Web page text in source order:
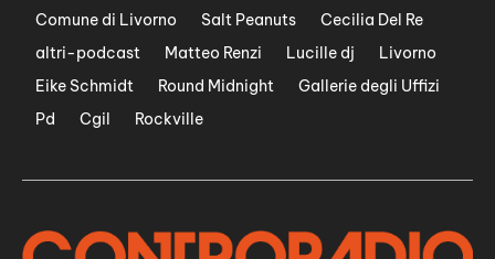
Comune di Livorno
Salt Peanuts
Cecilia Del Re
altri-podcast
Matteo Renzi Lucille dj
Livorno
Eike Schmidt
Round Midnight
Gallerie degli Uffizi
Pd
Cgil Rockville